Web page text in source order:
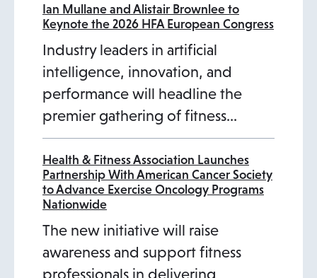
b
Ian Mullane and Alistair Brownlee to
Keynote the 2026 HFA European Congress
Industry leaders in artificial
intelligence, innovation, and
performance will headline the
premier gathering of fitness…
Health & Fitness Association Launches
Partnership With American Cancer Society
to Advance Exercise Oncology Programs
Nationwide
The new initiative will raise
awareness and support fitness
professionals in delivering